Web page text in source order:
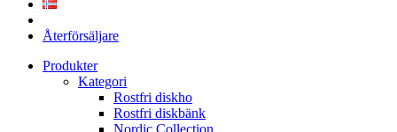
Återförsäljare
Produkter
Kategori
Rostfri diskho
Rostfri diskbänk
Nordic Collection